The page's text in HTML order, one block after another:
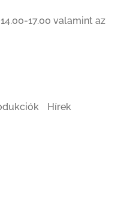
17.00 valamint az
Hírek